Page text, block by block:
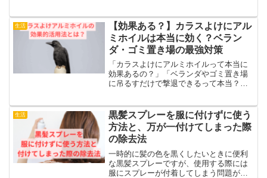
検索された方も多いのではないでしょう
か。15キロという距...
生活
【効果ある？】カラスよけにアル
ミホイルは本当に効く？ベラン
ダ・ゴミ置き場の最強対策
「カラスよけにアルミホイルって本当に
効果あるの？」「ベランダやゴミ置き場
に吊るすだけで撃退できるって本当？」
だし――・ただ置くだけでは意味がな
い・設置場所を間違える...
生活
黒髪スプレーを服に付けずに使う
方法と、万が一付けてしまった際
の除去法
一時的に髪の色を黒くしたいときに便利
な黒髪スプレーですが、使用する際には
服にスプレーが付着してしまう問題が発